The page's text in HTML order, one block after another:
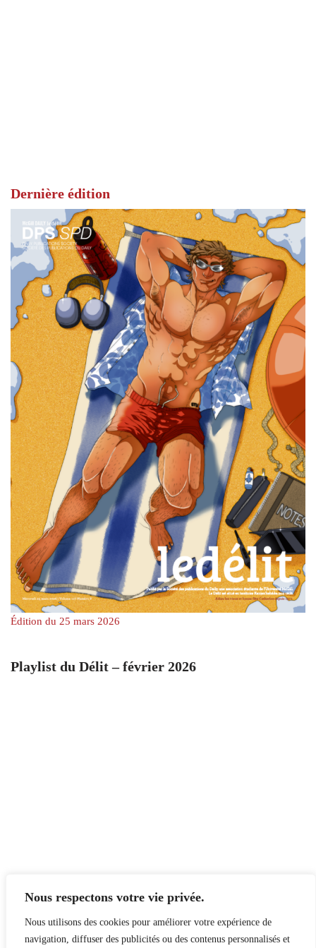
Nous respectons votre vie privée.
Nous utilisons des cookies pour améliorer votre expérience de
navigation, diffuser des publicités ou des contenus personnalisés et
Dernière édition
Édition du 25 mars 2026
Playlist du Délit – février 2026